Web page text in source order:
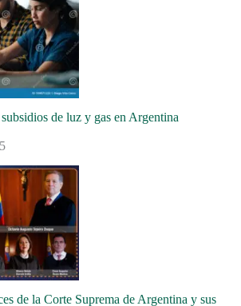
de luz y gas en Argentina
de la Corte Suprema de Argentina y sus